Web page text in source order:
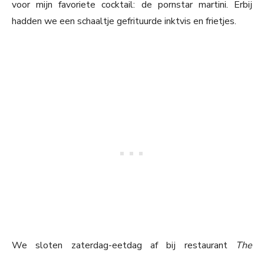
voor mijn favoriete cocktail: de pornstar martini. Erbij
hadden we een schaaltje gefrituurde inktvis en frietjes.
We sloten zaterdag-eetdag af bij restaurant The